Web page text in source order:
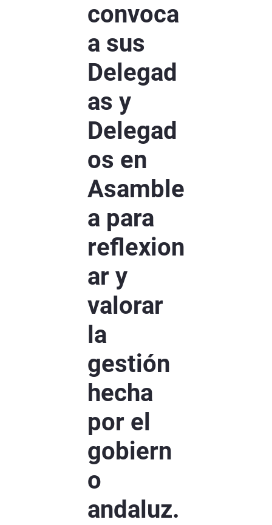
convoca
a sus
Delegad
as y
Delegad
os en
Asamble
a para
reflexion
ar y
valorar
la
gestión
hecha
por el
gobiern
o
andaluz.